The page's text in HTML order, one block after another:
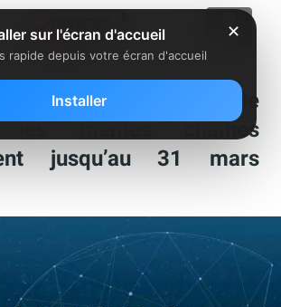
continuera bien de
les mêmes chaînes
jusqu’au 31 mars
✕
sur l'écran d'accueil
rapide depuis votre écran d'accueil
Installer